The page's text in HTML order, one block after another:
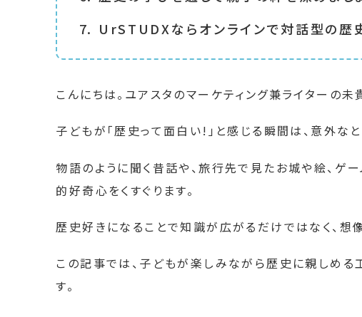
UrSTUDXならオンラインで対話型の歴
こんにちは。ユアスタのマーケティング兼ライターの未
子どもが「歴史って面白い!」と感じる瞬間は、意外なと
物語のように聞く昔話や、旅行先で見たお城や絵、ゲ
的好奇心をくすぐります。
歴史好きになることで知識が広がるだけではなく、想
この記事では、子どもが楽しみながら歴史に親しめる
す。